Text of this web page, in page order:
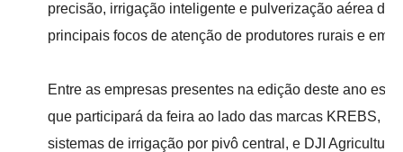
precisão, irrigação inteligente e pulverização aérea
principais focos de atenção de produtores rurais e
Entre as empresas presentes na edição deste ano
que participará da feira ao lado das marcas KREBS,
sistemas de irrigação por pivô central, e DJI